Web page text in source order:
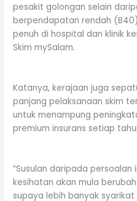
pesakit golongan selain
berpendapatan rendah
penuh di hospital dan klinik
Skim mySalam.
Katanya, kerajaan juga
panjang pelaksanaan skim
untuk menampung
premium insurans setiap
“Susulan daripada
kesihatan akan mula
supaya lebih banyak